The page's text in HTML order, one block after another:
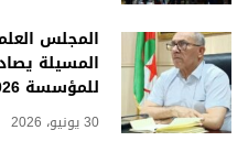
المجلس
المسيلة
للمؤسسة 2026-2030
30 يونيو، 2026